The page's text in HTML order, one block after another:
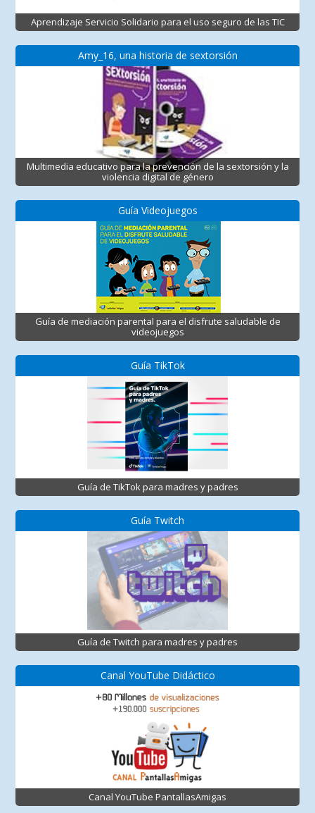
Aprendizaje Servicio Solidario para el uso seguro de las TIC
Amy_16, una historia de sextorsión
Multimedia educativo para la prevención de la sextorsión y la
violencia digital de género
Guía Videojuegos
Guía de mediación parental para el disfrute saludable de
videojuegos
Guía TikTok
Guía de TikTok para madres y padres
Guía Twitch
Guía de Twitch para madres y padres
Canal YouTube Didáctico
Canal YouTube PantallasAmigas